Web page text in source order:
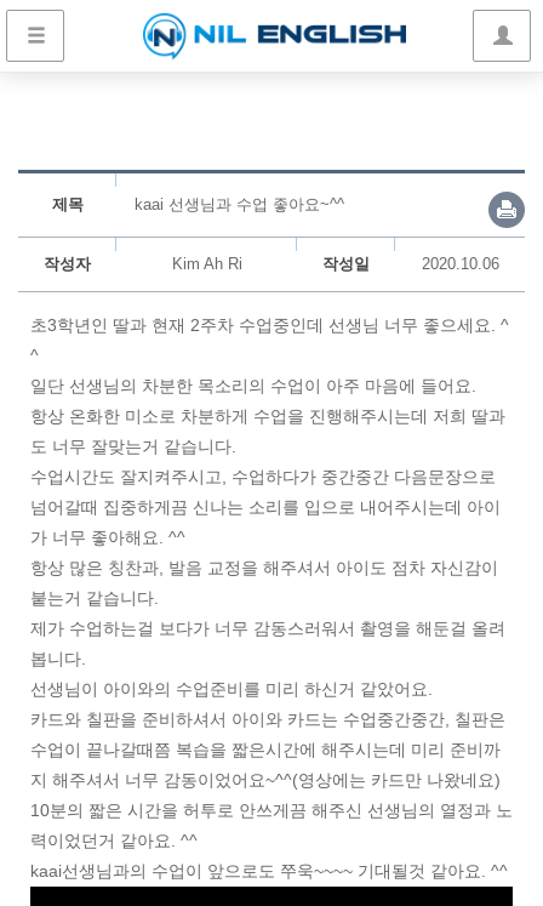
제목 kaai 선생님과 수업 좋아요~^^
작성자 Kim Ah Ri 작성일 2020.10.06
초3학년인 딸과 현재 2주차 수업중인데 선생님 너무 좋으세요. ^
^
일단 선생님의 차분한 목소리의 수업이 아주 마음에 들어요.
항상 온화한 미소로 차분하게 수업을 진행해주시는데 저희 딸과
도 너무 잘맞는거 같습니다.
수업시간도 잘지켜주시고, 수업하다가 중간중간 다음문장으로
넘어갈때 집중하게끔 신나는 소리를 입으로 내어주시는데 아이
가 너무 좋아해요. ^^
항상 많은 칭찬과, 발음 교정을 해주셔서 아이도 점차 자신감이
붙는거 같습니다.
제가 수업하는걸 보다가 너무 감동스러워서 촬영을 해둔걸 올려
봅니다.
선생님이 아이와의 수업준비를 미리 하신거 같았어요.
카드와 칠판을 준비하셔서 아이와 카드는 수업중간중간, 칠판은
수업이 끝나갈때쯤 복습을 짧은시간에 해주시는데 미리 준비까
지 해주셔서 너무 감동이었어요~^^(영상에는 카드만 나왔네요)
10분의 짧은 시간을 허투로 안쓰게끔 해주신 선생님의 열정과 노
력이었던거 같아요. ^^
kaai선생님과의 수업이 앞으로도 쭈욱~~~~ 기대될것 같아요. ^^